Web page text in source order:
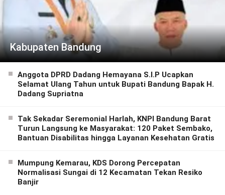
Kabupaten Bandung
Anggota DPRD Dadang Hemayana S.I.P Ucapkan
Selamat Ulang Tahun untuk Bupati Bandung Bapak H.
Dadang Supriatna
Tak Sekadar Seremonial Harlah, KNPI Bandung Barat
Turun Langsung ke Masyarakat: 120 Paket Sembako,
Bantuan Disabilitas hingga Layanan Kesehatan Gratis
Mumpung Kemarau, KDS Dorong Percepatan
Normalisasi Sungai di 12 Kecamatan Tekan Resiko
Banjir